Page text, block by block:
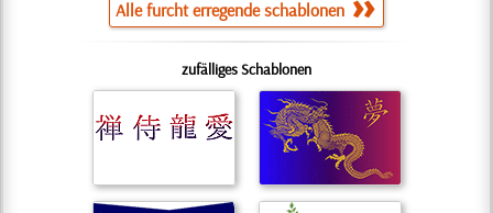
Alle furcht erregende schablonen
zufälliges Schablonen